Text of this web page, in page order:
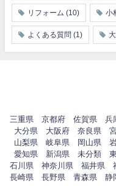
リフォーム (10) 小
よくある質問 (1)
三重県 京都府 佐賀県 兵
大分県
大阪府 奈良県
山梨県
岐阜県 岡山県
愛知県
新潟県 未分類
石川県
神奈川県 福井県
長崎県
長野県 青森県 静